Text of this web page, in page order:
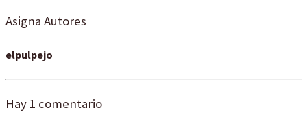
Asigna Autores
elpulpejo
Hay 1 comentario